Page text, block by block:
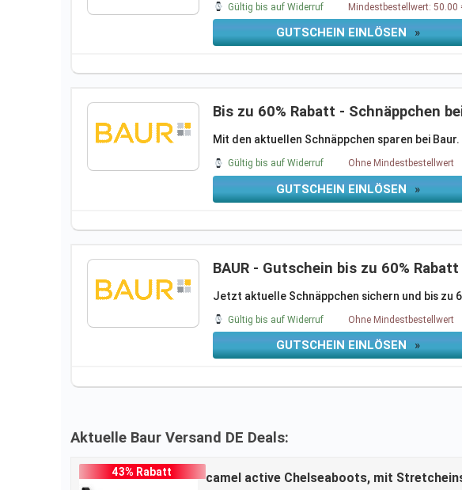
Gültig bis auf Widerruf Mindestbestellwert: 50.00
GUTSCHEIN EINLÖSEN »
Bis zu 60% Rabatt - Schnäppchen
Mit den aktuellen Schnäppchen sparen bei
Gültig bis auf Widerruf Ohne Mindestbestellwert
GUTSCHEIN EINLÖSEN »
BAUR - Gutschein bis zu 60% Rabatt
Jetzt aktuelle Schnäppchen sichern und bis zu
Gültig bis auf Widerruf Ohne Mindestbestellwert
GUTSCHEIN EINLÖSEN »
Aktuelle Baur Versand DE Deals:
43% Rabatt
camel active Chelseaboots, mit